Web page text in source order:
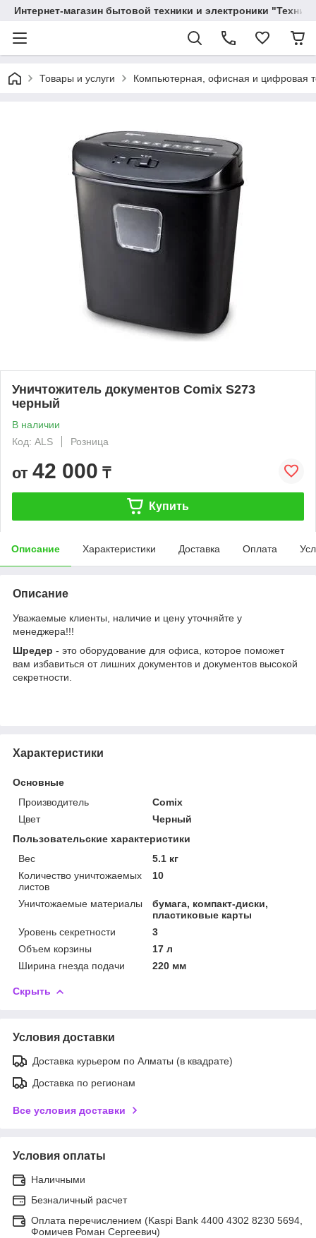
Интернет-магазин бытовой техники и электроники
Товары и услуги Компьютерная, офисная и цифровая
Уничтожитель документов Comix S273
черный
В наличии
Код: ALS
Розница
от 42 000 ₸
Купить
Описание Характеристики Доставка Оплата
Описание
Уважаемые клиенты, наличие и цену уточняйте у
менеджера!!!
Шредер - это оборудование для офиса, которое поможет
вам избавиться от лишних документов и документов высокой
секретности.
Характеристики
Основные
Производитель
Comix
Цвет
Черный
Пользовательские характеристики
Вес
5.1 кг
Количество уничтожаемых
листов
10
Уничтожаемые материалы
бумага, компакт-диски,
пластиковые карты
Уровень секретности
3
Объем корзины
17 л
Ширина гнезда подачи
220 мм
Скрыть
Условия доставки
Доставка курьером по Алматы (в квадрате)
Доставка по регионам
Все условия доставки
Условия оплаты
Наличными
Безналичный расчет
Оплата перечислением (Kaspi Bank 4400 4302 8230 5694,
Фомичев Роман Сергеевич)